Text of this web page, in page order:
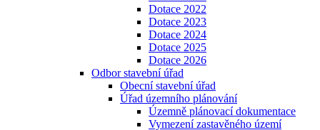
Dotace 2022
Dotace 2023
Dotace 2024
Dotace 2025
Dotace 2026
Odbor stavební úřad
Obecní stavební úřad
Úřad územního plánování
Územně plánovací dokumentace
Vymezení zastavěného území